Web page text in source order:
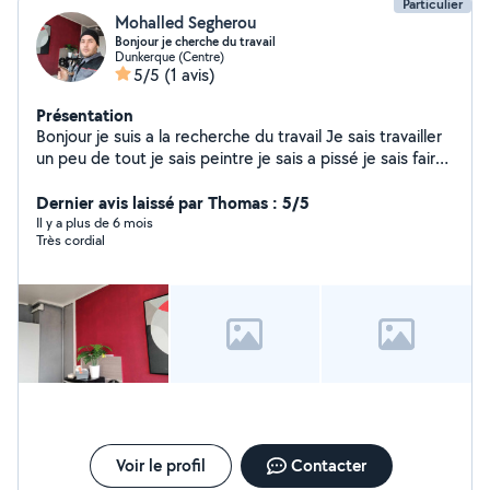
Particulier
Mohalled Segherou
Bonjour je cherche du travail
Dunkerque (Centre)
5/5 (1 avis)
Présentation
Bonjour je suis a la recherche du travail Je sais travailler
un peu de tout je sais peintre je sais a pissé je sais faire
tout et je sais réparer les voitures qu'ils ont été
accidenté Merci bien Merci bien
Dernier avis laissé par Thomas : 5/5
Il y a plus de 6 mois
Très cordial
Voir le profil Contacter